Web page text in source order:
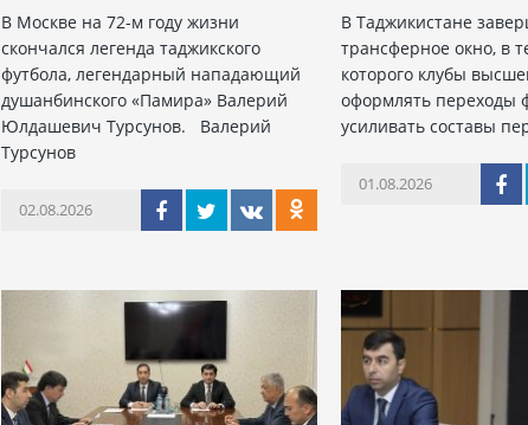
В Москве на 72-м году жизни
скончался легенда таджикского
футбола, легендарный нападающий
душанбинского «Памира» Валерий
Юлдашевич Турсунов. Валерий
Турсунов
02.08.2026
В Таджикистане
трансферное окно, в
которого клубы
оформлять переходы
усиливать составы
01.08.2026